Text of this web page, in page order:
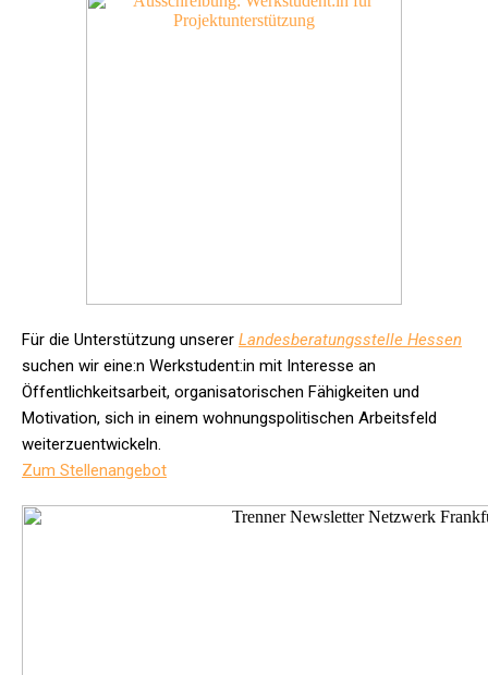
Für die Unterstützung unserer Landesberatungsstelle Hessen
suchen wir eine:n Werkstudent:in mit Interesse an
Öffentlichkeitsarbeit, organisatorischen Fähigkeiten und
Motivation, sich in einem wohnungspolitischen Arbeitsfeld
weiterzuentwickeln.
Zum Stellenangebot